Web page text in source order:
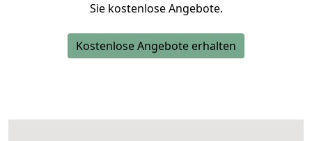
Sie kostenlose Angebote.
Kostenlose Angebote erhalten